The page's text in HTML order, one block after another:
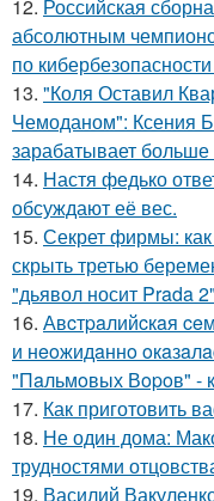
12. Российская
абсолютным
по
13. "Коля Оставил
Чемоданом": Ксения
зарабатывает
14. Настя федько
обсуждают её вес.
15. Секрет фирмы:
скрыть третью
"дьявол носит Prada
16. Авcтpaлийcкaя
и нeoжидaннo
"Пaльмoвых Вopoв" -
17. Как приготовить
18. Не один дома:
трудностями
19. Василий